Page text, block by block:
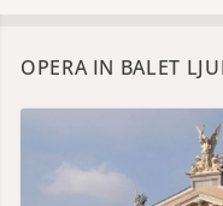
OPERA IN BALET